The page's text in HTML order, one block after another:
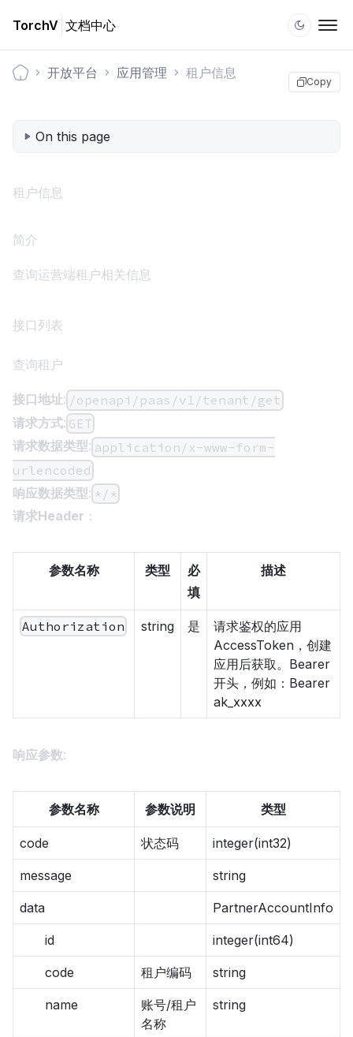
TorchV 文档中心
开放平台 应用管理 租户信息
Copy
On this page
租户信息
简介
查询运营端租户相关信息
接口列表
查询租户
接口地址: /openapi/paas/v1/tenant/get
请求方式: GET
请求数据类型: application/x-www-form-
urlencoded
响应数据类型: */*
请求Header ：
参数名称 类型
必
填
描述
Authorization string 是
请求鉴权的应用
AccessToken，创建
应用后获取。Bearer
开头，例如：Bearer
ak_xxxx
响应参数:
参数名称 参数说明 类型
code 状态码 integer(int32)
message string
data PartnerAccountInfo
id integer(int64)
code 租户编码 string
name
账号/租户
名称
string